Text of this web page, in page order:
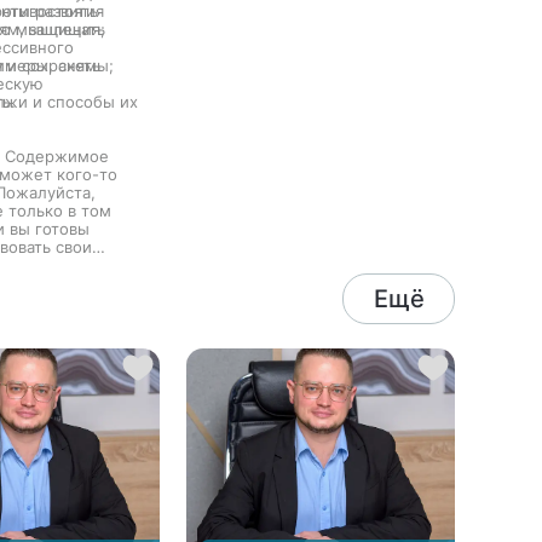
защищать
и сохранять
развития
мышления;
схемы;
и способы их
Содержимое
кого-то
только в том
вы готовы
свои
Ещё